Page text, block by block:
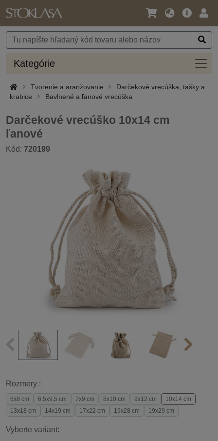
Jazyk
Mena
Hlavná
Kategórie
Tvorenie a aranžovanie
Darčekové vrecúška, tašky a
krabice
Bavlnené a ľanové vrecúška
Darčekové vrecúško 10x14 cm
ľanové
Kód: 720199
Rozmery :
6x8 cm 6,5x9,5 cm 7x9 cm 8x10 cm 9x12 cm
10x14 cm
13x18 cm
14x19 cm 17x22 cm 19x28 cm 19x29 cm
Vyberte variant: